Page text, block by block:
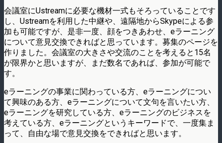
会議室にUstreamに必要な機材一式もそろっていることです
し、Ustreamを利用した中継や、遠隔地からSkypeによる参
加も可能ですが、是非一度、顔をつきあわせ、eラーニング
について意見交換できればと思っています。募集のページを
作りました。会議室の大きさや交流のことを考えると15名
が限界かと思いますが、まだ数名であれば、参加が可能で
す。
eラーニングの事業に関わっている方、eラーニングについ
て興味のある方、eラーニングについて文句を言いたい方、
eラーニングを研究している方、eラーニングのビジネスを
考えている方、eラーニングというキーワードで、一度集ま
って、自由な場で意見交換をできればと思います。